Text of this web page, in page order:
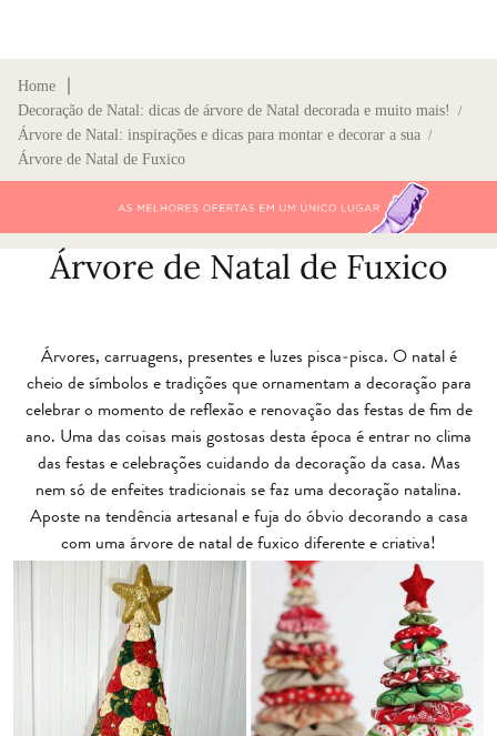
Home
Decoração de Natal: dicas de árvore de Natal decorada e muito mais! /
Árvore de Natal: inspirações e dicas para montar e decorar a sua /
Árvore de Natal de Fuxico
Árvore de Natal de Fuxico
Árvores, carruagens, presentes e luzes pisca-pisca. O natal é
cheio de símbolos e tradições que ornamentam a decoração para
celebrar o momento de reflexão e renovação das festas de fim de
ano. Uma das coisas mais gostosas desta época é entrar no clima
das festas e celebrações cuidando da decoração da casa. Mas
nem só de enfeites tradicionais se faz uma decoração natalina.
Aposte na tendência artesanal e fuja do óbvio decorando a casa
com uma árvore de natal de fuxico diferente e criativa!